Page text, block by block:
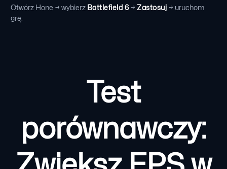
Otwórz Hone → wybierz Battlefield 6→Zastosuj → uruchom
grę.
Test
porównawczy: